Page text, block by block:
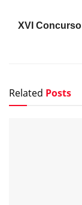
XVI
Related Posts